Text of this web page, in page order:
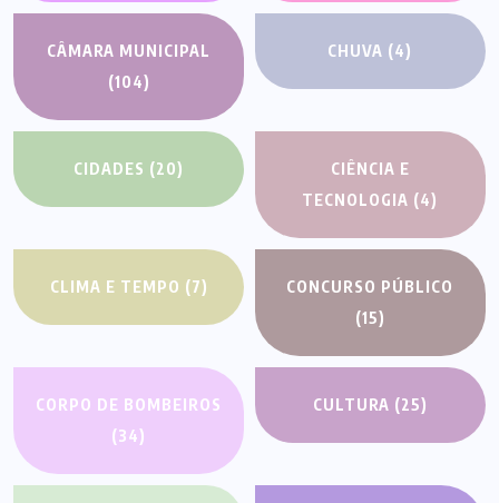
CÂMARA MUNICIPAL
(104)
CHUVA (4)
CIDADES (20)
CIÊNCIA E
TECNOLOGIA (4)
CLIMA E TEMPO (7)
CONCURSO PÚBLICO
(15)
CORPO DE BOMBEIROS
(34)
CULTURA (25)